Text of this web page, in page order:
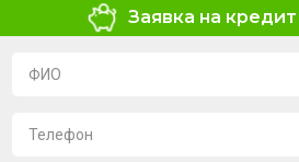
Заявка на кредит
ФИО
Телефон